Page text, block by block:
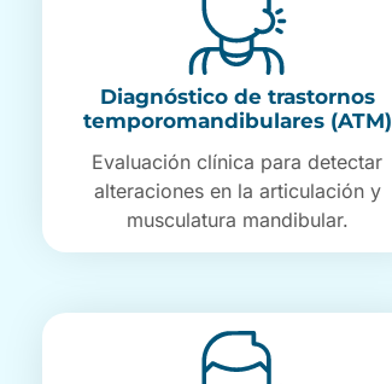
Diagnóstico de trastornos
temporomandibulares (ATM)
Evaluación clínica para detectar
alteraciones en la articulación y
musculatura mandibular.